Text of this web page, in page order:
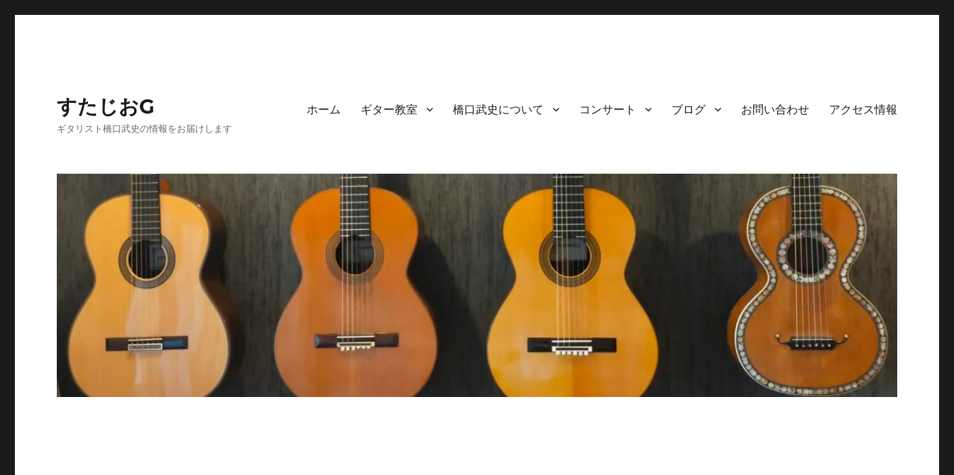
すたじおG
ギタリスト橋口武史の情報をお届けします
ホーム ギター教室 橋口武史について コンサート ブログ お問い合わせ アクセス情報